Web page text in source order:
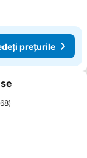
prețurile